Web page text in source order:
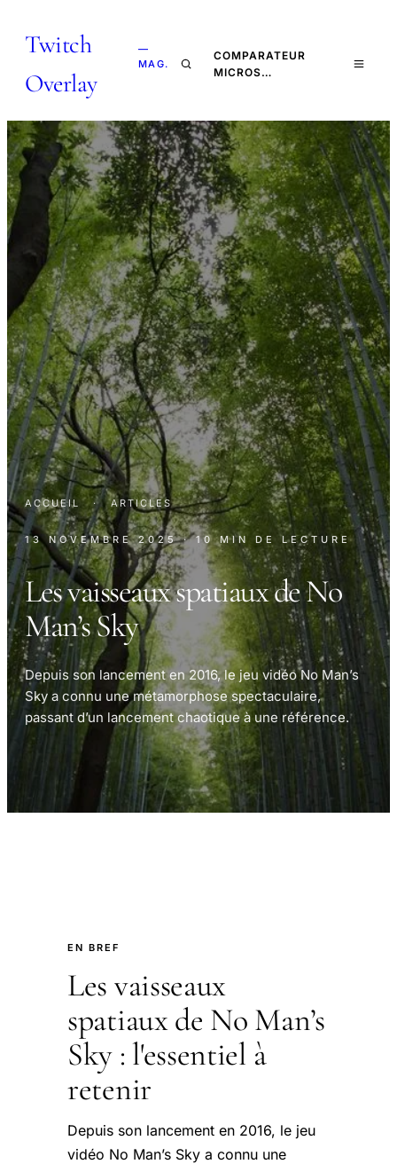
Twitch
Overlay
—
MAG.
COMPARATEUR
MICROS…
ACCUEIL · ARTICLES
13 NOVEMBRE 2025 · 10 MIN DE LECTURE
Les vaisseaux spatiaux de No
Man’s Sky
Depuis son lancement en 2016, le jeu vidéo No Man’s
Sky a connu une métamorphose spectaculaire,
passant d’un lancement chaotique à une référence.
EN BREF
Les vaisseaux
spatiaux de No Man’s
Sky : l'essentiel à
retenir
Depuis son lancement en 2016, le jeu
vidéo No Man’s Sky a connu une